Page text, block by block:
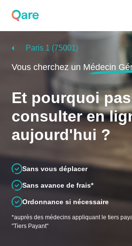
Paris 1 (75001)
Vous cherchez un Médecin
Et pourquoi pas
consulter en
aujourd'hui ?
Sans vous déplacer
Sans avance de frais*
Ordonnance si nécessaire
*auprès des médecins appliquant le tiers
"Tiers Payant"